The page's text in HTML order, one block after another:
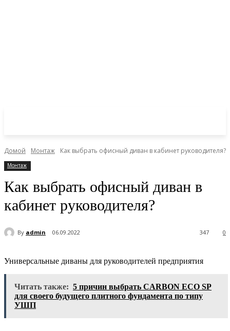
Домой Монтаж Как выбрать офисный диван в кабинет руководителя?
Монтаж
Как выбрать офисный диван в
кабинет руководителя?
By admin 06.09.2022 0
347
Универсальные диваны для руководителей предприятия
Читать также: 5 причин выбрать CARBON ECO SP
для своего будущего плитного фундамента по типу
УШП